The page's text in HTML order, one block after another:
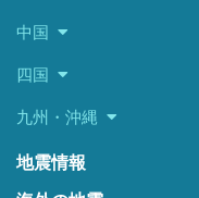
中国
四国
九州・沖縄
地震情報